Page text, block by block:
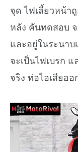
จุด ไฟเลี้ยวหน้า
หลัง คันทดสอบ
และอยู่ในระนา
จะเป็นไฟเบรก
จริง ท่อไอเสียอ